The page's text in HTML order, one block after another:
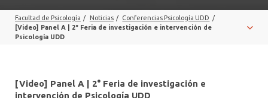
POSTGRADOS Y EDUCACIÓN CONTINUA
Facultad de Psicología / Noticias / Conferencias Psicología UDD /
[Video] Panel A | 2° Feria de investigación e intervención de
Psicología UDD
[Video] Panel A | 2° Feria de investigación e
intervención de Psicología UDD